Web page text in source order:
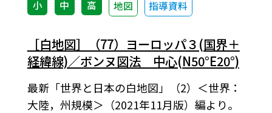
小 中 高 地図 指導資料
［白地図］（77）ヨーロッパ３(国界＋
経緯線)／ボンヌ図法 中心(N50°E20°)
最新「世界と日本の白地図」（2）＜世界：
大陸，州規模＞（2021年11月版）編より。